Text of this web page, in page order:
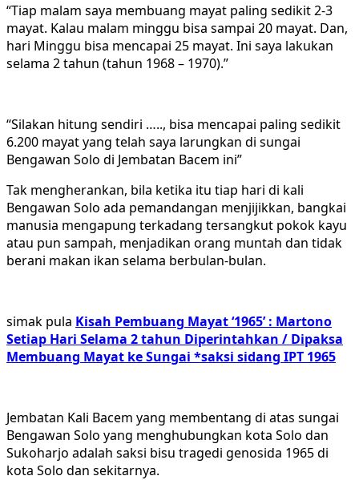
“Tiap malam saya membuang mayat paling sedikit 2-3
mayat. Kalau malam minggu bisa sampai 20 mayat. Dan,
hari Minggu bisa mencapai 25 mayat. Ini saya lakukan
selama 2 tahun (tahun 1968 – 1970).”
“Silakan hitung sendiri ….., bisa mencapai paling sedikit
6.200 mayat yang telah saya larungkan di sungai
Bengawan Solo di Jembatan Bacem ini”
Tak mengherankan, bila ketika itu tiap hari di kali
Bengawan Solo ada pemandangan menjijikkan, bangkai
manusia mengapung terkadang tersangkut pokok kayu
atau pun sampah, menjadikan orang muntah dan tidak
berani makan ikan selama berbulan-bulan.
simak pula Kisah Pembuang Mayat ‘1965’ : Martono
Setiap Hari Selama 2 tahun Diperintahkan / Dipaksa
Membuang Mayat ke Sungai *saksi sidang IPT 1965
Jembatan Kali Bacem yang membentang di atas sungai
Bengawan Solo yang menghubungkan kota Solo dan
Sukoharjo adalah saksi bisu tragedi genosida 1965 di
kota Solo dan sekitarnya.